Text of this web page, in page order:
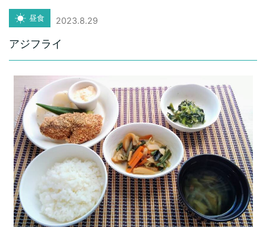
昼食 2023.8.29
アジフライ